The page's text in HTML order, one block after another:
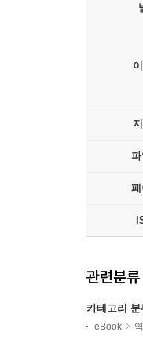
관련분류
카테고리 분
eBook